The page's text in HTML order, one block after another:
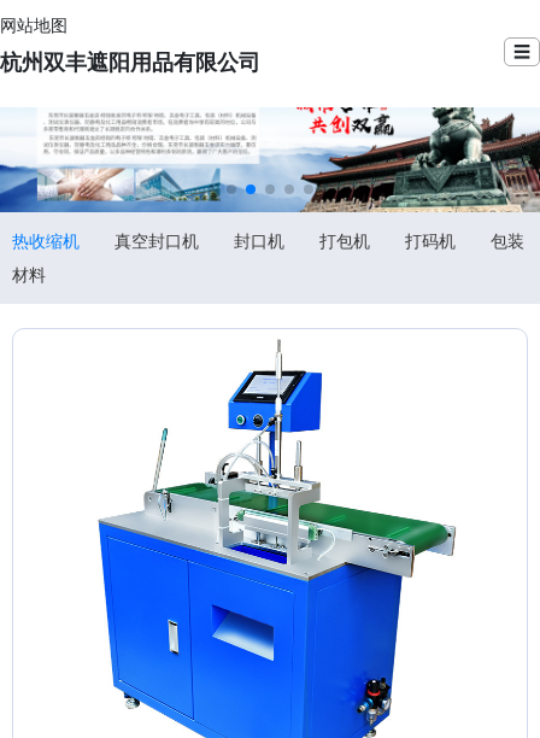
网站地图
杭州双丰遮阳用品有限公司 ☰
热收缩机 真空封口机 封口机 打包机 打码机
包装
材料